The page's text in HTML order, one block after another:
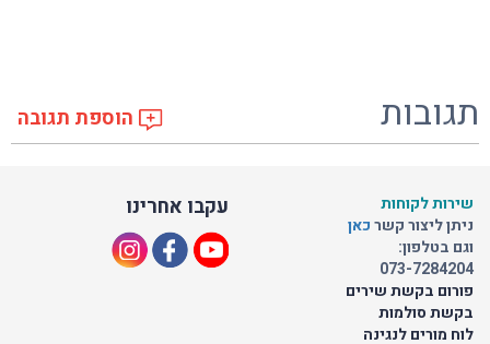
תגובות הוספת תגובה
עקבו אחרינו
שירות לקוחות
ניתן ליצור קשרכאן
וגם בטלפון:
073-7284204
פורום בקשת שירים
בקשת סולמות
לוח מורים לנגינה